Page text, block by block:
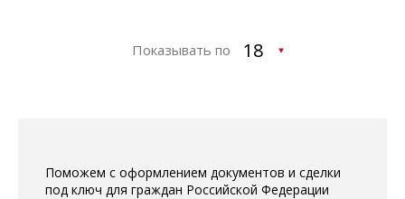
Показывать по
Поможем с оформлением документов и сделки
под ключ для граждан Российской Федерации